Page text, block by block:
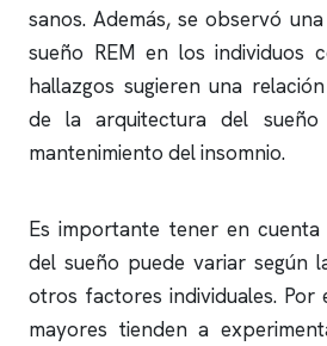
sanos. Además, se observó
sueño REM en los individuos
hallazgos sugieren una
de la arquitectura del
mantenimiento delinsomnio.
Es importante tener en
del sueño puede variar según
otros factores individuales. Por
mayores tienden a